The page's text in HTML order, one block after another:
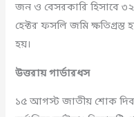
জন ও বেসরকারি হিসাবে
হেক্টর ফসলি জমি ক্ষতিগ্রস্ত
হয়।
উত্তরায় গার্ডারধস
১৫ আগস্ট জাতীয় শোক